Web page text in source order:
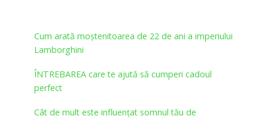
Cum arată moştenitoarea de 22 de ani a imperiului
Lamborghini
ÎNTREBAREA care te ajută să cumperi cadoul
perfect
Cât de mult este influențat somnul tău de